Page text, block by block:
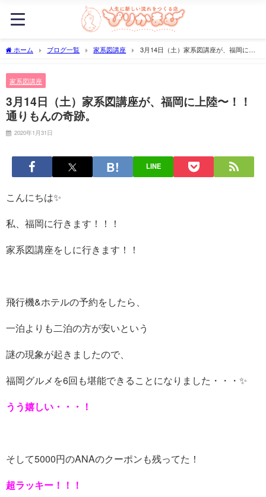
ホーム ブログ一覧 家系図講座
3月14日（土）家系図講座が、福岡に上
家系図講座
3月14日（土）家系図講座が、福岡に上陸〜！！
通りもんの奇跡。
2020年1月31日
LINE
こんにちは✨
私、福岡に行きます！！！
家系図講座をしに行きます！！
飛行機&ホテルの予約をしたら、
一泊よりも二泊の方が安いという
謎の現象が起きましたので、
福岡グルメを6回も堪能できることになりました・・・✨
うう嬉しい・・・！
そして5000円のANAのクーポンも残ってた！
超ラッキー！！！